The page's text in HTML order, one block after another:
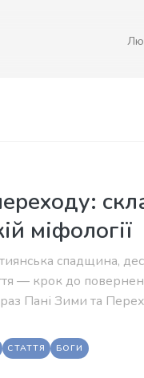
міфології
спадщина,
— крок до
Пані Зими та
СТАТТЯ БОГИ